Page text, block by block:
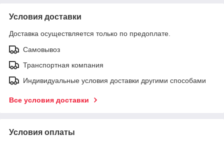
Условия доставки
Доставка осуществляется только по предоплате.
Самовывоз
Транспортная компания
Индивидуальные условия доставки другими способами
Все условия доставки
Условия оплаты